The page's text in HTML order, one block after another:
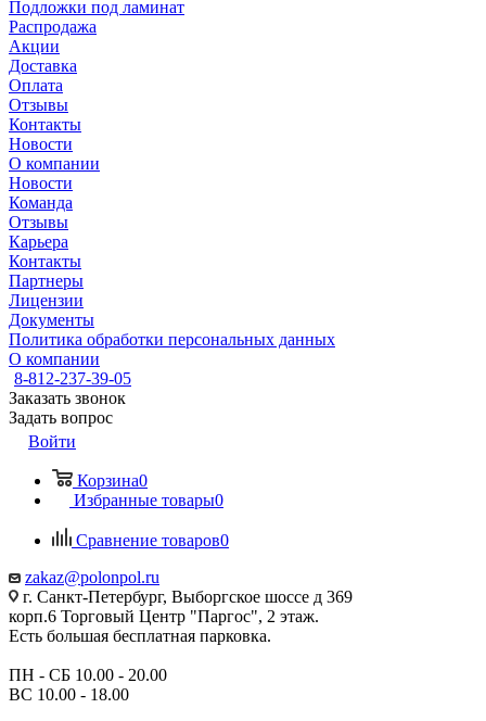
Подложки под ламинат
Распродажа
Акции
Доставка
Оплата
Отзывы
Контакты
Новости
О компании
Новости
Команда
Отзывы
Карьера
Контакты
Партнеры
Лицензии
Документы
Политика обработки персональных данных
О компании
8-812-237-39-05
Заказать звонок
Задать вопрос
Войти
Корзина0
Избранные товары0
Сравнение товаров0
zakaz@polonpol.ru
г. Санкт-Петербург, Выборгское шоссе д 369
корп.6 Торговый Центр "Паргос", 2 этаж.
Есть большая бесплатная парковка.
ПН - СБ 10.00 - 20.00
ВС 10.00 - 18.00